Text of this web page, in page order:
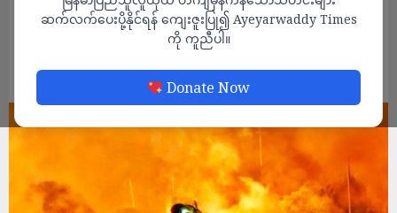
ဆက်လက်ပေးပို့နိုင်ရန် ကျေးဇူးပြု၍ Ayeyarwaddy Times
ကို ကူညီပါ။
Donate Now
တရုတ်အလယ်ပိုင်း မီးရှူးမီးပန်းစက်ရုံပေါက်ကွဲ
မှုမှာ လူ ၂၆ ဦးထက်မနည်း သေဆုံး
ADMIN